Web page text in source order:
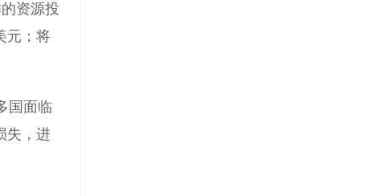
资源投
元；将
国面临
失，进